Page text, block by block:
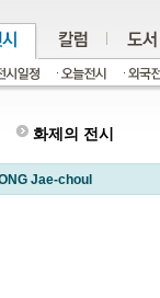
화제의 전시
Jae-choul